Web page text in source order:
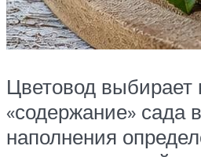
Цветовод выбирает
«содержание» сада
наполнения